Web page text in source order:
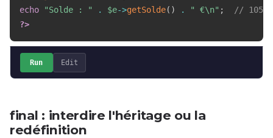
echo
"Solde : " . $e->getSolde( ) . " €\n" ;
// 1050
?>
Run Edit
final : interdire l'héritage ou la
redéfinition